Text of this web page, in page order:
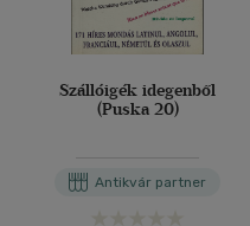
Szállóigék idegenből
(Puska 20)
Antikvár partner